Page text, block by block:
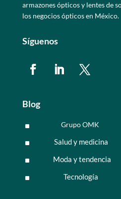
armazones ópticos y lentes de
los negocios ópticos en México.
Síguenos
Blog
^ Grupo OMK
^ Salud y medicina
^ Moda y tendencia
^ Tecnología